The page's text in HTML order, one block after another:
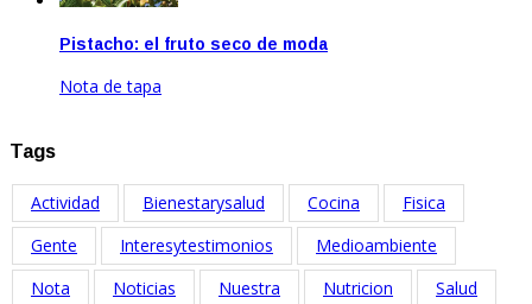
Pistacho: el fruto seco de moda
Nota de tapa
Tags
Actividad Bienestarysalud Cocina
Fisica
Gente
Interesytestimonios
Medioambiente
Nota
Noticias Nuestra Nutricion
Salud